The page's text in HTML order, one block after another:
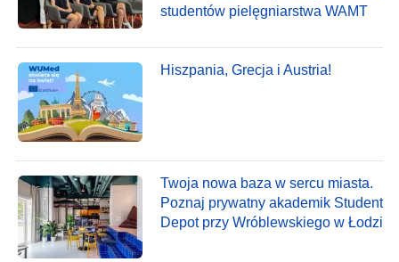
studentów pielęgniarstwa WAMT
Hiszpania, Grecja i Austria!
Twoja nowa baza w sercu miasta.
Poznaj prywatny akademik Student
Depot przy Wróblewskiego w Łodzi